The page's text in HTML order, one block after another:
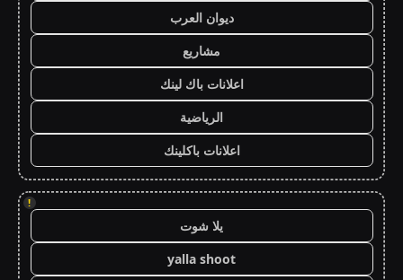
ديوان العرب
مشاريع
اعلانات باك لينك
الرياضية
اعلانات باكلينك
!
يلا شوت
yalla shoot